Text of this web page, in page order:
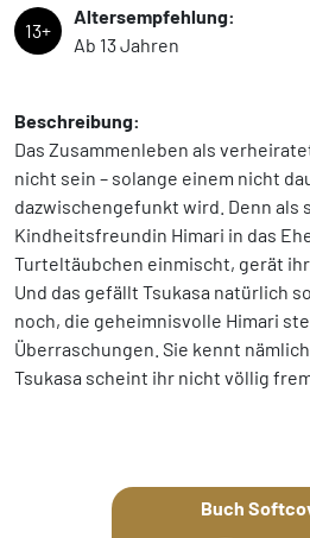
13+
Altersempfehlung:
Ab 13 Jahren
Beschreibung:
Das Zusammenleben als
nicht sein – solange einem nicht
dazwischengefunkt wird. Denn als
Kindheitsfreundin Himari in das
Turteltäubchen einmischt, gerät
Und das gefällt Tsukasa natürlich
noch, die geheimnisvolle Himari
Überraschungen. Sie kennt
Tsukasa scheint ihr nicht völlig
Buch